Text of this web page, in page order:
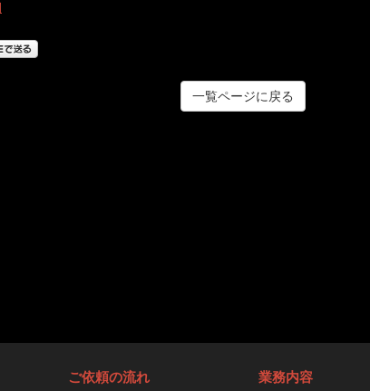
一覧ページに戻る
ご依頼の流れ 業務内容